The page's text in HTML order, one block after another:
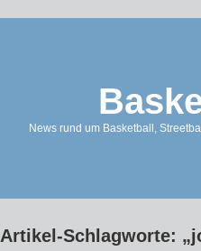
News rund um Basketball,
Artikel-Schlagworte: